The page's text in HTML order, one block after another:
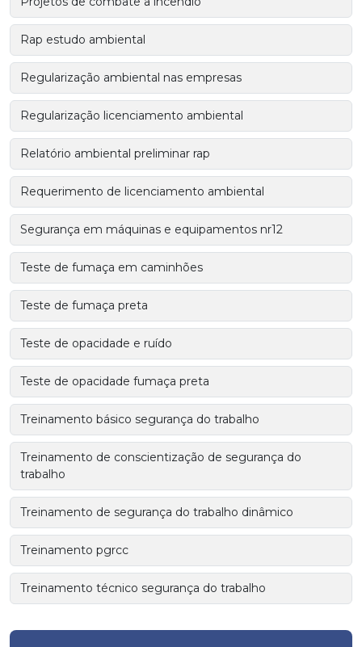
Rap estudo ambiental
Regularização ambiental nas empresas
Regularização licenciamento ambiental
Relatório ambiental preliminar rap
Requerimento de licenciamento ambiental
Segurança em máquinas e equipamentos nr12
Teste de fumaça em caminhões
Teste de fumaça preta
Teste de opacidade e ruído
Teste de opacidade fumaça preta
Treinamento básico segurança do trabalho
Treinamento de conscientização de segurança do
trabalho
Treinamento de segurança do trabalho dinâmico
Treinamento pgrcc
Treinamento técnico segurança do trabalho